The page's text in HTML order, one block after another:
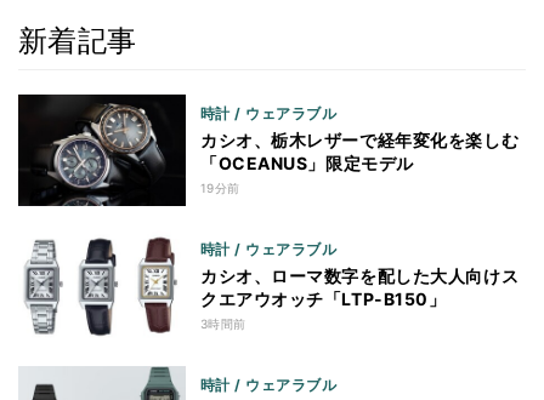
新着記事
時計 / ウェアラブル
カシオ、栃木レザーで経年変化を楽しむ
「OCEANUS」限定モデル
19分前
時計 / ウェアラブル
カシオ、ローマ数字を配した大人向けス
クエアウオッチ「LTP-B150」
3時間前
時計 / ウェアラブル